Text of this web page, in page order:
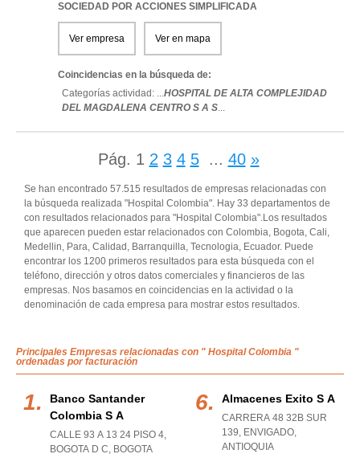
SOCIEDAD POR ACCIONES SIMPLIFICADA
Ver empresa Ver en mapa
Coincidencias en la búsqueda de:
Categorías actividad: ...HOSPITAL DE ALTA COMPLEJIDAD
DEL MAGDALENA CENTRO S A S...
Pág. 1 2 3 4 5 ... 40 »
Se han encontrado 57.515 resultados de empresas relacionadas con
la búsqueda realizada "Hospital Colombia". Hay 33 departamentos de
con resultados relacionados para "Hospital Colombia".Los resultados
que aparecen pueden estar relacionados con Colombia, Bogota, Cali,
Medellin, Para, Calidad, Barranquilla, Tecnologia, Ecuador. Puede
encontrar los 1200 primeros resultados para esta búsqueda con el
teléfono, dirección y otros datos comerciales y financieros de las
empresas. Nos basamos en coincidencias en la actividad o la
denominación de cada empresa para mostrar estos resultados.
Principales Empresas relacionadas con " Hospital Colombia "
ordenadas por facturación
Banco Santander
Colombia S A
CALLE 93 A 13 24 PISO 4,
BOGOTA D C, BOGOTA
Almacenes Exito S A
CARRERA 48 32B SUR
139, ENVIGADO,
ANTIOQUIA